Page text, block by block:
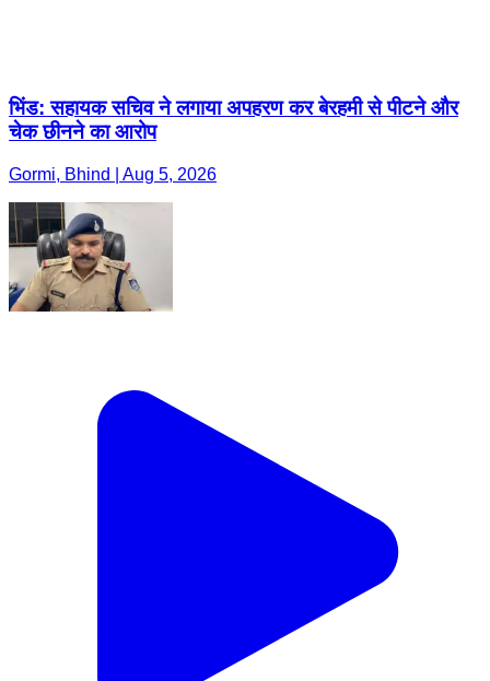
भिंड: सहायक सचिव ने लगाया अपहरण कर बेरहमी से पीटने और
चेक छीनने का आरोप
Gormi, Bhind | Aug 5, 2026